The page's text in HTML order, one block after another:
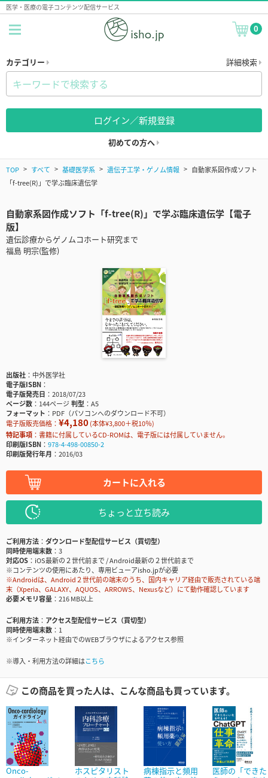
医学・医療の電子コンテンツ配信サービス
0
カテゴリー 詳細検索
ログイン／新規登録
初めての方へ
TOP すべて 基礎医学系 遺伝子工学・ゲノム情報
自動家系図作成ソフト
「f-tree(R)」で学ぶ臨床遺伝学
自動家系図作成ソフト「f-tree(R)」で学ぶ臨床遺伝学【電子
版】
遺伝診療からゲノムコホート研究まで
福島 明宗(監修)
出版社
中外医学社
電子版ISBN
電子版発売日
2018/07/23
ページ数
144ページ判型
A5
フォーマット
PDF（パソコンへのダウンロード不可）
電子版販売価格： ¥4,180(本体¥3,800＋税10％)
特記事項
書籍に付属しているCD-ROMは、電子版には付属していません。
印刷版ISBN
978-4-498-00850-2
印刷版発行年月
2016/03
カートに入れる
ちょっと立ち読み
ご利用方法
ダウンロード型配信サービス（買切型）
同時使用端末数
3
対応OS
iOS最新の２世代前まで / Android最新の２世代前まで
※コンテンツの使用にあたり、専用ビューアisho.jpが必要
※Androidは、Android２世代前の端末のうち、国内キャリア経由で販売されている端
末（Xperia、GALAXY、AQUOS、ARROWS、Nexusなど）にて動作確認しています
必要メモリ容量
216 MB以上
ご利用方法
アクセス型配信サービス（買切型）
同時使用端末数
1
※インターネット経由でのWEBブラウザによるアクセス参照
※導入・利用方法の詳細はこちら
この商品を買った人は、こんな商品も買っています。
Onco-
ホスピタリスト
病棟指示と頻用
医師の「できた